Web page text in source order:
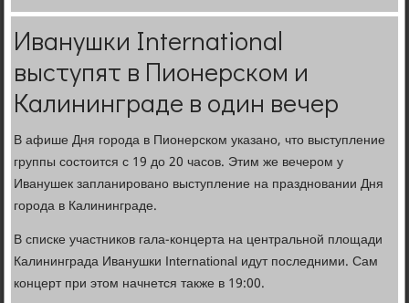
Иванушки International
выступят в Пионерском и
Калининграде в один вечер
В афише Дня города в Пионерском указано, что выступление
группы состоится с 19 до 20 часов. Этим же вечером у
Иванушек запланировано выступление на праздновании Дня
города в Калининграде.
В списке участников гала-концерта на центральной площади
Калининграда Иванушки International идут последними. Сам
концерт при этом начнется также в 19:00.